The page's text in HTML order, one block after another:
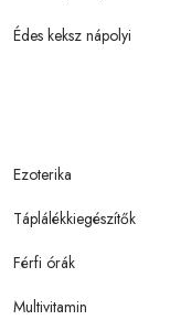
Édes keksz nápolyi
Ezoterika
Táplálékkiegészítők
Férfi órák
Multivitamin